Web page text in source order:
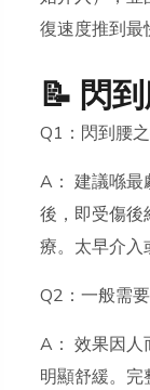
復速度推到最
📝 閃
Q1：閃到腰
A： 建議喺最
後，即受傷
療。太早介入
Q2：一般需
A： 效果因人
明顯舒緩。